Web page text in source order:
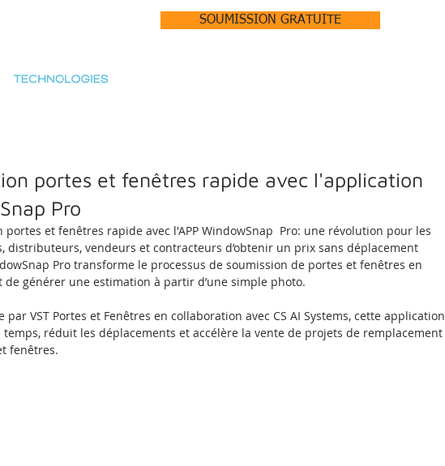
SOUMISSION GRATUITE
portes et fenêtres rapide avec l'application
Pro
portes et fenêtres rapide avec l'APP WindowSnap  Pro: une révolution pour les
distributeurs, vendeurs et contracteurs d’obtenir un prix sans déplacement
Pro transforme le processus de soumission de portes et fenêtres en
de générer une estimation à partir d’une simple photo.
par VST Portes et Fenêtres en collaboration avec CS AI Systems, cette application
réduit les déplacements et accélère la vente de projets de remplacement
fenêtres.